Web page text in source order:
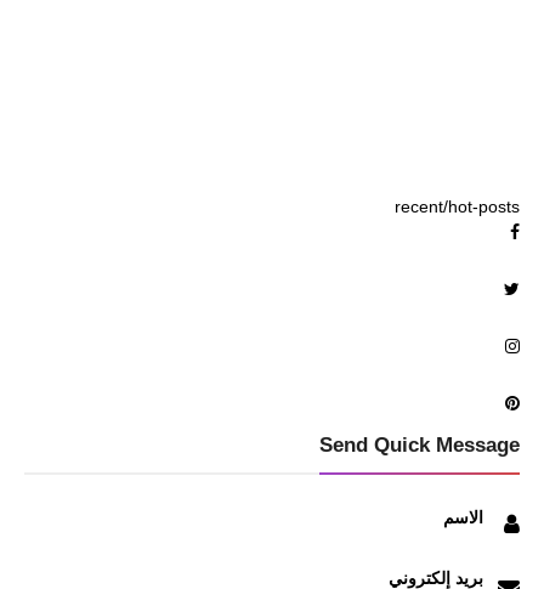
recent/hot-posts
Send Quick Message
الاسم
بريد إلكتروني